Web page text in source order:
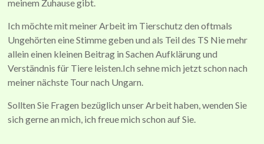
meinem Zuhause gibt.
Ich möchte mit meiner Arbeit im Tierschutz den oftmals
Ungehörten eine Stimme geben und als Teil des TS Nie mehr
allein einen kleinen Beitrag in Sachen Aufklärung und
Verständnis für Tiere leisten.Ich sehne mich jetzt schon nach
meiner nächste Tour nach Ungarn.
Sollten Sie Fragen bezüglich unser Arbeit haben, wenden Sie
sich gerne an mich, ich freue mich schon auf Sie.